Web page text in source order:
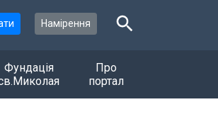
Намірення
Фундація
Про
портал